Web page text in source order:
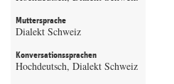
Muttersprache
Dialekt Schweiz
Konversationssprachen
Hochdeutsch, Dialekt Schweiz